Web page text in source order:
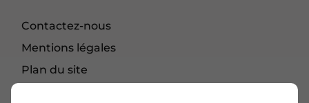
Contactez-nous
Mentions légales
Plan du site